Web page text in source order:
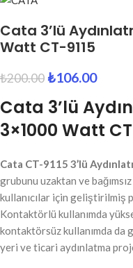
Cata 3’lü
Watt CT-9115
₺200.00 ₺106.00
Cata 3’lü
3×1000 Watt
Cata CT-9115 3’lü
grubunu uzaktan ve
kullanıcılar için geliştirilmiş
Kontaktörlü kullanımda
kontaktörsüz kullanımda da
yeri ve ticari aydınlatma